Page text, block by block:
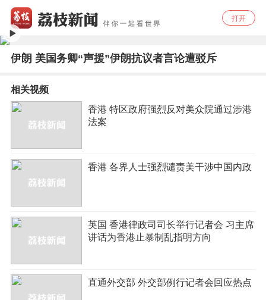
打开
伊朗 美国务卿“声援”伊朗抗议者言论遭驳斥
相关视频
香港 特区政府强烈反对美众院通过涉港
法案
香港 各界人士强烈谴责美干涉中国内政
英国 香港律政司司长举行记者会 习主席
讲话为香港止暴制乱指明方向
直通外交部 外交部例行记者会回应热点